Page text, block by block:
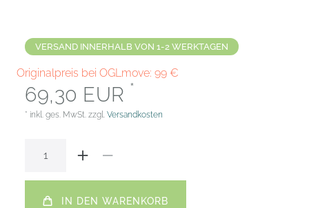
VERSAND INNERHALB VON 1-2 WERKTAGEN
Originalpreis bei OGLmove: 99 €
69,30 EUR *
* inkl. ges. MwSt. zzgl. Versandkosten
IN DEN WARENKORB